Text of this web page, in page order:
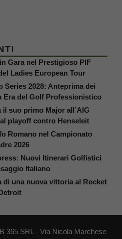
Gara nel Prestigioso PIF
Ladies European Tour
Series 2028: Anteprima dei
Era del Golf Professionistico
suo primo Major all’AIG
playoff contro Henseleit
Romano nel Campionato
2026
Nuovi Itinerari Golfistici
Italiano
di una nuova vittoria al Rocket
365 SRL - Via Nicola Marchese